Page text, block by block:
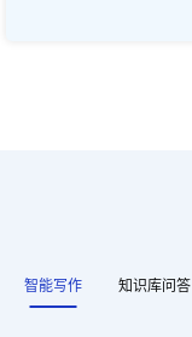
智能写作 知识库问答